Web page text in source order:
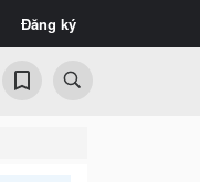
Đăng ký